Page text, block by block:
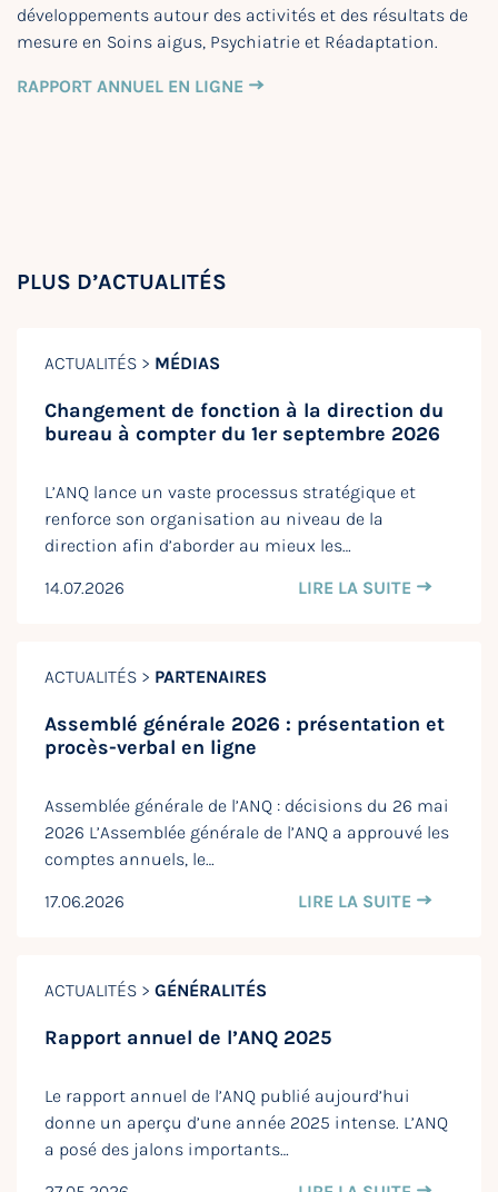
développements autour des activités et des résultats de
mesure en Soins aigus, Psychiatrie et Réadaptation.
RAPPORT ANNUEL EN LIGNE
PLUS D’ACTUALITÉS
ACTUALITÉS > MÉDIAS
Changement de fonction à la direction du
bureau à compter du 1er septembre 2026
L’ANQ lance un vaste processus stratégique et
renforce son organisation au niveau de la
direction afin d’aborder au mieux les…
14.07.2026
LIRE LA SUITE
ACTUALITÉS > PARTENAIRES
Assemblé générale 2026 : présentation et
procès-verbal en ligne
Assemblée générale de l’ANQ : décisions du 26 mai
2026 L’Assemblée générale de l’ANQ a approuvé les
comptes annuels, le…
17.06.2026
LIRE LA SUITE
ACTUALITÉS > GÉNÉRALITÉS
Rapport annuel de l’ANQ 2025
Le rapport annuel de l’ANQ publié aujourd’hui
donne un aperçu d’une année 2025 intense. L’ANQ
a posé des jalons importants…